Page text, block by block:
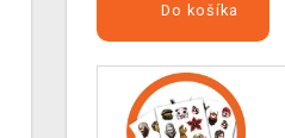
Do košíka